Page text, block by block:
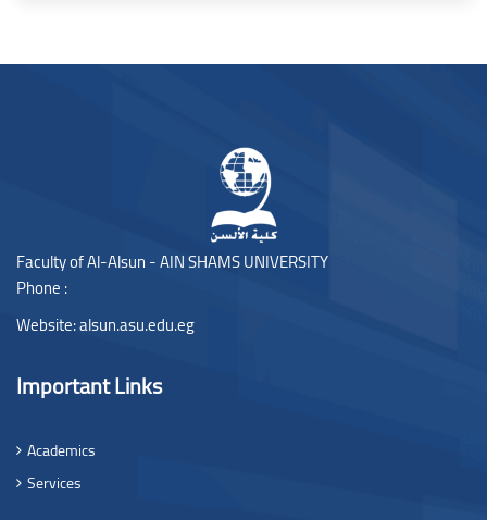
Faculty of Al-Alsun - AIN SHAMS UNIVERSITY
Phone :
Website:alsun.asu.edu.eg
Important Links
Academics
Services